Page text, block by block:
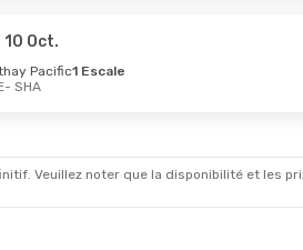
10 Oct.
Pacific1 Escale
- SHA
Veuillez noter que la disponibilité et les